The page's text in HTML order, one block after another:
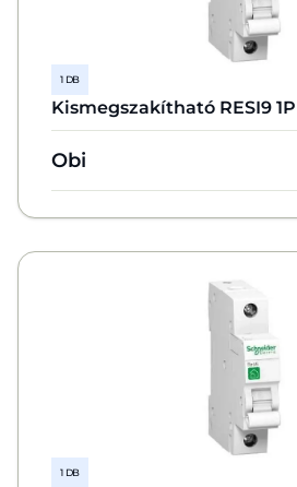
1 DB
Kismegszakítható RESI9 1P
Obi
1 DB